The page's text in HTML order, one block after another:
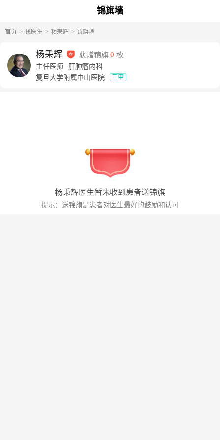
锦旗墙
首页 找医生 杨秉辉 锦旗墙
杨秉辉 获赠锦旗 0 枚
主任医师
肝肿瘤内科
复旦大学附属中山医院
三甲
杨秉辉医生暂未收到患者送锦旗
提示：送锦旗是患者对医生最好的鼓励和认可